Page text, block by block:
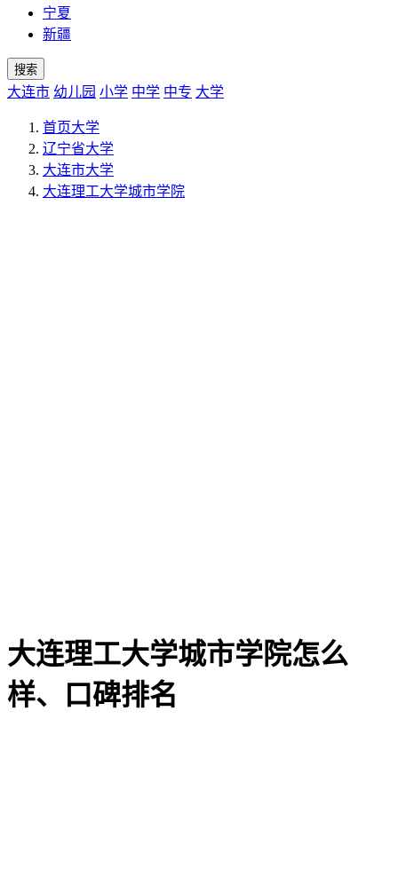
宁夏
新疆
搜索
大连市 幼儿园 小学 中学 中专 大学
首页大学
辽宁省大学
大连市大学
大连理工大学城市学院
大连理工大学城市学院怎么
样、口碑排名